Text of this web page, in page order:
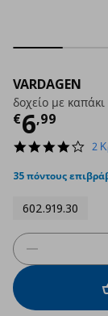
VARDAGEN
δοχείο με καπάκι
€6,99
4.0
2
35 πόντους
602.919.30